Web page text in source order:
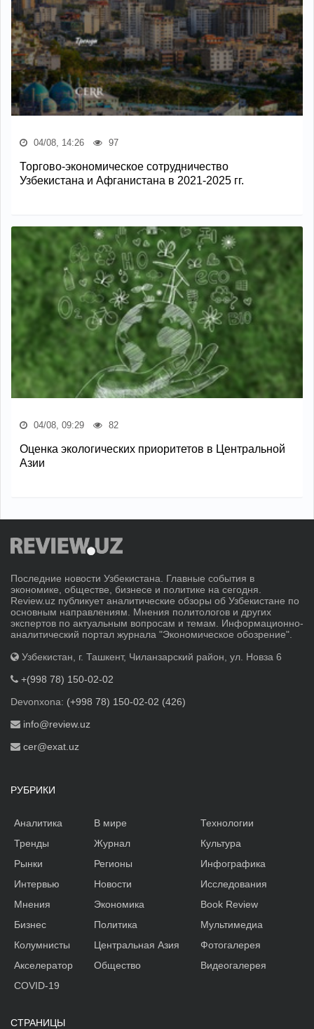
04/08, 14:26 97
Торгово-экономическое сотрудничество
Узбекистана и Афганистана в 2021-2025 гг.
04/08, 09:29 82
Оценка экологических приоритетов в Центральной
Азии
Последние новости Узбекистана. Главные события в
экономике, обществе, бизнесе и политике на сегодня.
Review.uz публикует аналитические обзоры об Узбекистане по
основным направлениям. Мнения политологов и других
экспертов по актуальным вопросам и темам. Информационно-
аналитический портал журнала "Экономическое обозрение".
Узбекистан, г. Ташкент, Чиланзарский район, ул. Новза 6
+(998 78) 150-02-02
Devonxona: (+998 78) 150-02-02 (426)
info@review.uz
cer@exat.uz
РУБРИКИ
Аналитика
Тренды
Рынки
Интервью
Мнения
Бизнес
Колумнисты
Акселератор
В мире
Журнал
Регионы
Новости
Экономика
Политика
Центральная Азия
Общество
Технологии
Культура
Инфографика
Исследования
Book Review
Мультимедиа
Фотогалерея
Видеогалерея
COVID-19
СТРАНИЦЫ